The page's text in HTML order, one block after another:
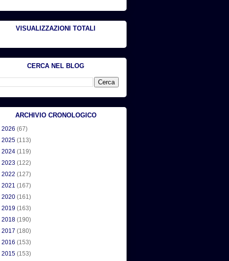
VISUALIZZAZIONI TOTALI
CERCA NEL BLOG
ARCHIVIO CRONOLOGICO
2026 (67)
2025 (113)
2024 (119)
2023 (122)
2022 (127)
2021 (167)
2020 (161)
2019 (163)
2018 (190)
2017 (180)
2016 (153)
2015 (153)